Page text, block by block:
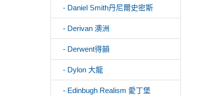
- Daniel Smith丹尼爾史密斯
- Derivan 澳洲
- Derwent得韻
- Dylon 大龍
- Edinbugh Realism 愛丁堡